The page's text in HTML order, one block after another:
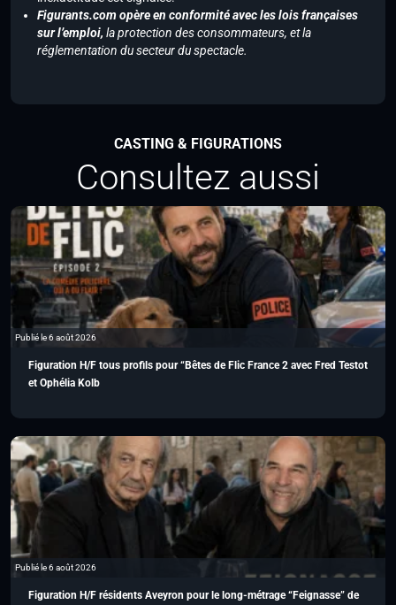
Figurants.com opère en conformité avec les lois françaises
sur l’emploi, la protection des consommateurs, et la
réglementation du secteur du spectacle.
CASTING & FIGURATIONS
Consultez aussi
Publié le 6 août 2026
Figuration H/F tous profils pour “Bêtes de Flic France 2 avec Fred Testot
et Ophélia Kolb
Publié le 6 août 2026
Figuration H/F résidents Aveyron pour le long-métrage “Feignasse” de